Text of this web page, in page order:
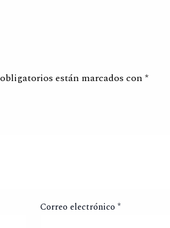
están marcados con *
Correo electrónico *